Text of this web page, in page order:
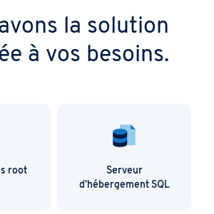
la solution
à vos besoins.
root
Serveur
d’hébergement SQL